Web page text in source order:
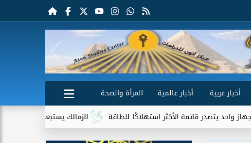
أخبار عربية أخبار عالمية
المرأة والصحة
الزمالك يستبعد 4 لاعبين شباب من حساباته في الموسم الجديد
قائمة الأكثر استهلاكًا للطاقة